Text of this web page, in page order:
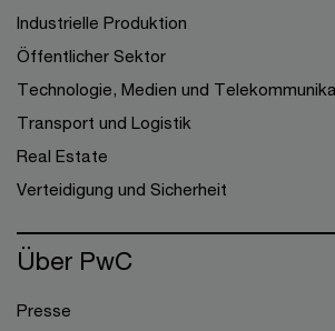
Industrielle Produktion
Öffentlicher Sektor
Technologie, Medien und
Transport und Logistik
Real Estate
Verteidigung und Sicherheit
Über PwC
Presse